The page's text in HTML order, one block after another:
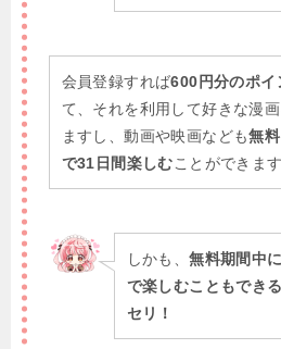
会員登録すれば600円分のポイ
て、それを利用して好きな漫
ますし、動画や映画なども無
で31日間楽しむことができます
しかも、無料期間中
で楽しむこともでき
セリ！